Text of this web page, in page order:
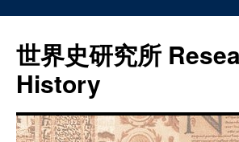
世界史研究所
History